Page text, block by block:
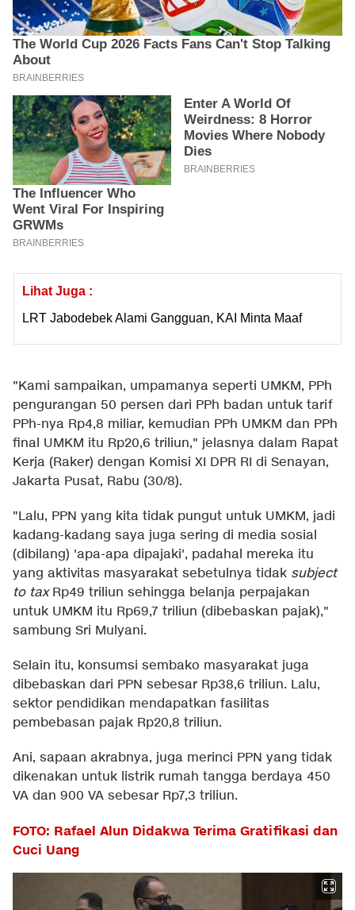
Lihat Juga :
LRT Jabodebek Alami Gangguan, KAI Minta Maaf
"Kami sampaikan, umpamanya seperti UMKM, PPh
pengurangan 50 persen dari PPh badan untuk tarif
PPh-nya Rp4,8 miliar, kemudian PPh UMKM dan PPh
final UMKM itu Rp20,6 triliun," jelasnya dalam Rapat
Kerja (Raker) dengan Komisi XI DPR RI di Senayan,
Jakarta Pusat, Rabu (30/8).
"Lalu, PPN yang kita tidak pungut untuk UMKM, jadi
kadang-kadang saya juga sering di media sosial
(dibilang) 'apa-apa dipajaki', padahal mereka itu
yang aktivitas masyarakat sebetulnya tidak subject
to taxRp49 triliun sehingga belanja perpajakan
untuk UMKM itu Rp69,7 triliun (dibebaskan pajak),"
sambung Sri Mulyani.
Selain itu, konsumsi sembako masyarakat juga
dibebaskan dari PPN sebesar Rp38,6 triliun. Lalu,
sektor pendidikan mendapatkan fasilitas
pembebasan pajak Rp20,8 triliun.
Ani, sapaan akrabnya, juga merinci PPN yang tidak
dikenakan untuk listrik rumah tangga berdaya 450
VA dan 900 VA sebesar Rp7,3 triliun.
FOTO: Rafael Alun Didakwa Terima Gratifikasi dan
Cuci Uang